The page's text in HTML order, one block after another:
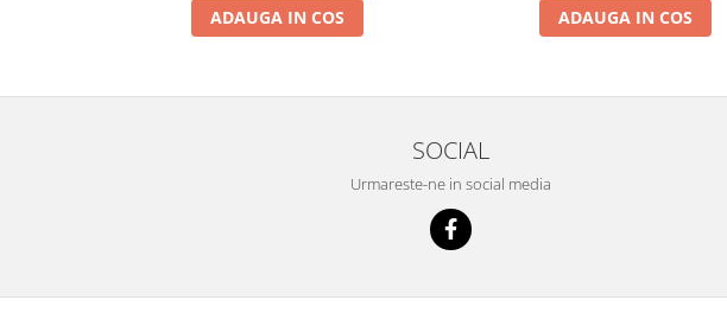
ADAUGA IN COS ADAUGA IN COS
SOCIAL
Urmareste-ne in social media